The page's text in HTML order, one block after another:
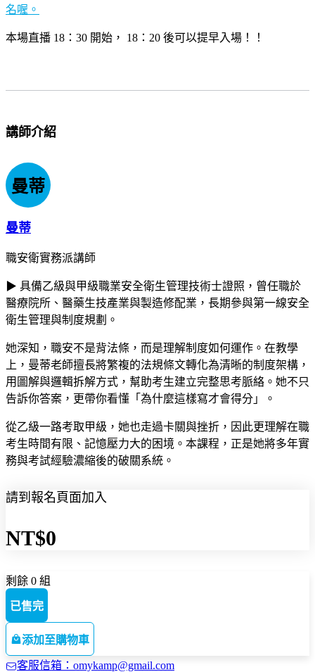
名喔。
本場直播 18：30 開始， 18：20 後可以提早入場！！
講師介紹
曼蒂
曼蒂
職安衛實務派講師
▶ 具備乙級與甲級職業安全衛生管理技術士證照，曾任職於
醫療院所、醫藥生技產業與製造修配業，長期參與第一線安全
衛生管理與制度規劃。
她深知，職安不是背法條，而是理解制度如何運作。在教學
上，曼蒂老師擅長將繁複的法規條文轉化為清晰的制度架構，
用圖解與邏輯拆解方式，幫助考生建立完整思考脈絡。她不只
告訴你答案，更帶你看懂「為什麼這樣寫才會得分」。
從乙級一路考取甲級，她也走過卡關與挫折，因此更理解在職
考生時間有限、記憶壓力大的困境。本課程，正是她將多年實
務與考試經驗濃縮後的破關系統。
請到報名頁面加入
NT$0
剩餘 0 組
已售完
添加至購物車
客服信箱：omykamp@gmail.com